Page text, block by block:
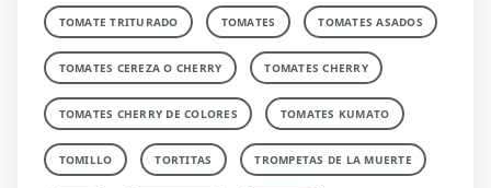
TOMATE TRITURADO TOMATES TOMATES ASADOS
TOMATES CEREZA O CHERRY TOMATES CHERRY
TOMATES CHERRY DE COLORES TOMATES KUMATO
TOMILLO TORTITAS TROMPETAS DE LA MUERTE